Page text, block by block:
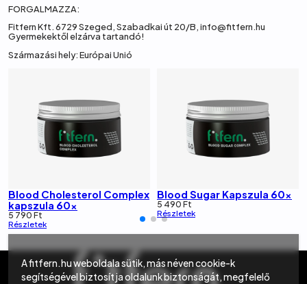
FORGALMAZZA:
Fitfern Kft. 6729 Szeged, Szabadkai út 20/B, info@fitfern.hu
Gyermekektől elzárva tartandó!
Származási hely: Európai Unió
Blood Cholesterol Complex
kapszula 60x
5 790Ft
Részletek
Blood Sugar Kapszula 60x
5 490Ft
Részletek
A fitfern.hu weboldala sütik, más néven cookie-k
segítségével biztosítja oldalunk biztonságát, megfelelő